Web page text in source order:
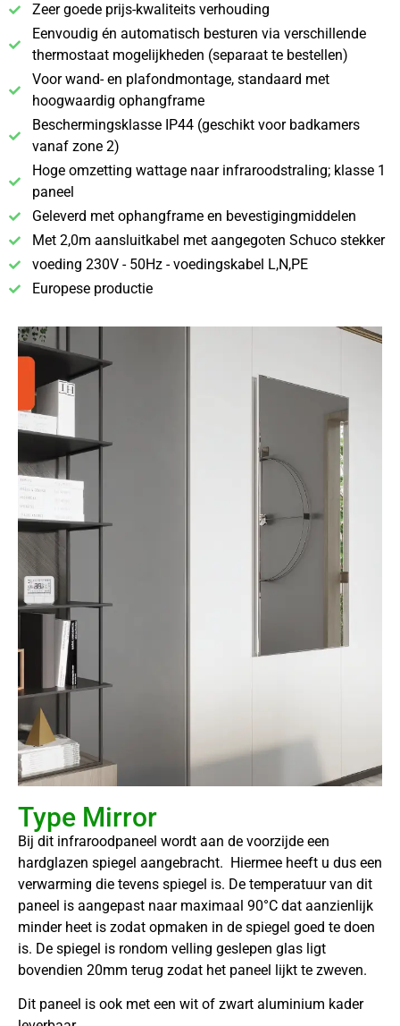
Zeer goede prijs-kwaliteits verhouding
Eenvoudig én automatisch besturen via verschillende
thermostaat mogelijkheden (separaat te bestellen)
Voor wand- en plafondmontage, standaard met
hoogwaardig ophangframe
Beschermingsklasse IP44 (geschikt voor badkamers
vanaf zone 2)
Hoge omzetting wattage naar infraroodstraling; klasse 1
paneel
Geleverd met ophangframe en bevestigingmiddelen
Met 2,0m aansluitkabel met aangegoten Schuco stekker
voeding 230V - 50Hz - voedingskabel L,N,PE
Europese productie
Type Mirror
Bij dit infraroodpaneel wordt aan de voorzijde een
hardglazen spiegel aangebracht. Hiermee heeft u dus een
verwarming die tevens spiegel is. De temperatuur van dit
paneel is aangepast naar maximaal 90°C dat aanzienlijk
minder heet is zodat opmaken in de spiegel goed te doen
is. De spiegel is rondom velling geslepen glas ligt
bovendien 20mm terug zodat het paneel lijkt te zweven.
Dit paneel is ook met een wit of zwart aluminium kader